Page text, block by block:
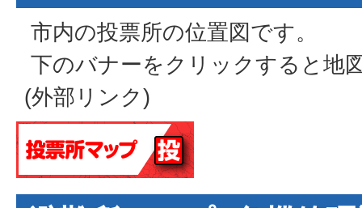
市内の投票所の位置図です。
下のバナーをクリックすると地
(外部リンク)